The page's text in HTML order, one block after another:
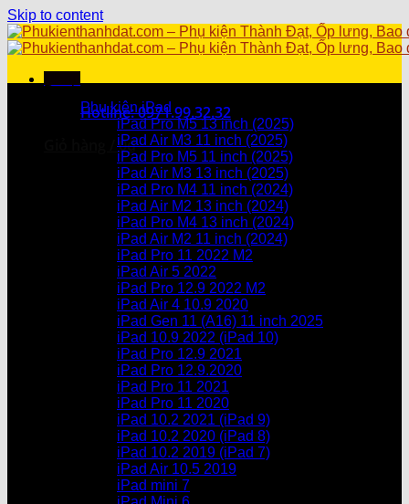
Skip to content
Hotline: 0971.99.32.32
Giỏ hàng /0₫
Chưa có sản phẩm trong giỏ hàng.
Chưa có sản phẩm trong giỏ hàng.
Danh mục sản phẩm
Phụ kiện iPad
iPad Pro M5 13 inch (2025)
iPad Air M3 11 inch (2025)
iPad Pro M5 11 inch (2025)
iPad Air M3 13 inch (2025)
iPad Pro M4 11 inch (2024)
iPad Air M2 13 inch (2024)
iPad Pro M4 13 inch (2024)
iPad Air M2 11 inch (2024)
iPad Pro 11 2022 M2
iPad Air 5 2022
iPad Pro 12.9 2022 M2
iPad Air 4 10.9 2020
iPad Gen 11 (A16) 11 inch 2025
iPad 10.9 2022 (iPad 10)
iPad Pro 12.9 2021
iPad Pro 12.9.2020
iPad Pro 11 2021
iPad Pro 11 2020
iPad 10.2 2021 (iPad 9)
iPad 10.2 2020 (iPad 8)
iPad 10.2 2019 (iPad 7)
iPad Air 10.5 2019
iPad mini 7